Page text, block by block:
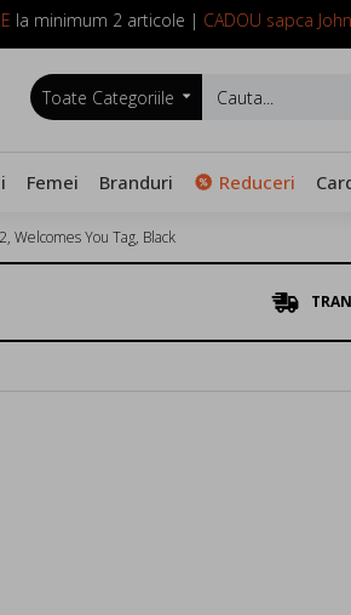
la minimum 2 articole | CADOU sapca
Toate Categoriile
Femei Branduri Reduceri
Welcomes You Tag, Black